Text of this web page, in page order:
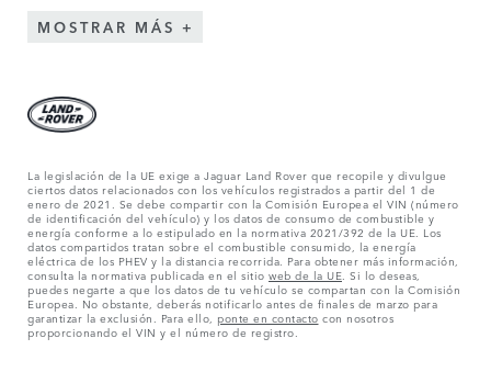
MOSTRAR MÁS
La legislación de la UE exige a Jaguar Land Rover que recopile y divulgue
ciertos datos relacionados con los vehículos registrados a partir del 1 de
enero de 2021. Se debe compartir con la Comisión Europea el VIN (número
de identificación del vehículo) y los datos de consumo de combustible y
energía conforme a lo estipulado en la normativa 2021/392 de la UE. Los
datos compartidos tratan sobre el combustible consumido, la energía
eléctrica de los PHEV y la distancia recorrida. Para obtener más información,
consulta la normativa publicada en el sitio web de la UE . Si lo deseas,
puedes negarte a que los datos de tu vehículo se compartan con la Comisión
Europea. No obstante, deberás notificarlo antes de finales de marzo para
garantizar la exclusión. Para ello, ponte en contacto con nosotros
proporcionando el VIN y el número de registro.